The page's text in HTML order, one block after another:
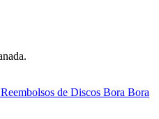
de Discos Bora Bora